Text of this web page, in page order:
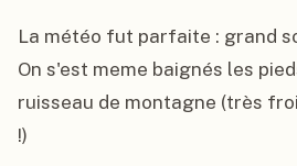
La météo fut parfaite : grand
On s'est meme baignés les
ruisseau de montagne (très
!)